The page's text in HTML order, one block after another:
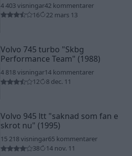
4 403 visningar42 kommentarer
16
22 mars 13
Volvo 745 turbo "Skbg
Performance Team" (1988)
4 818 visningar14 kommentarer
12
8 dec. 11
Volvo 945 ltt "saknad som fan e
skrot nu" (1995)
15 218 visningar65 kommentarer
38
14 nov. 11